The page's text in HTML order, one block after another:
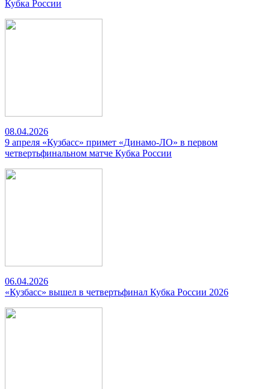
Кубка России
08.04.2026
9 апреля «Кузбасс» примет «Динамо-ЛО» в первом
четвертьфинальном матче Кубка России
06.04.2026
«Кузбасс» вышел в четвертьфинал Кубка России 2026